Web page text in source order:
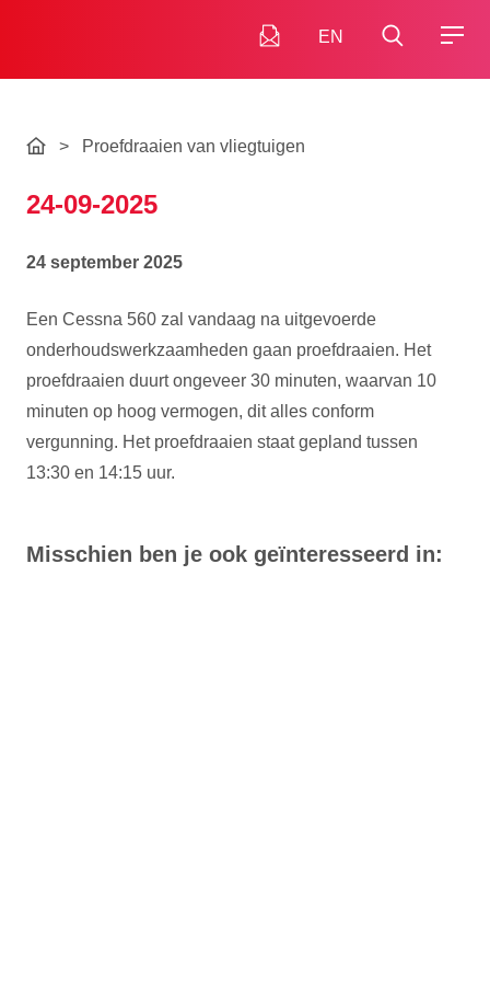
EN
> Proefdraaien van vliegtuigen
24-09-2025
24 september 2025
Een Cessna 560 zal vandaag na uitgevoerde
onderhoudswerkzaamheden gaan proefdraaien. Het
proefdraaien duurt ongeveer 30 minuten, waarvan 10
minuten op hoog vermogen, dit alles conform
vergunning. Het proefdraaien staat gepland tussen
13:30 en 14:15 uur.
Misschien ben je ook geïnteresseerd in: